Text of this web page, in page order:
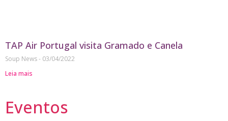
TAP Air Portugal visita Gramado e Canela
Soup News
03/04/2022
Leia mais
Eventos